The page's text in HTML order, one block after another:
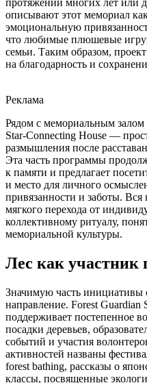
протяжении многих лет или
описывают этот мемориал
эмоциональную
что любимые плюшевые
семьи. Таким образом,
на благодарность и
Реклама
Рядом с мемориальным залом
Star-Connecting House —
размышления после
Эта часть программы
к памяти и предлагает
и место для личного
привязанности и заботы. Вся
мягкого перехода от
коллективному ритуалу,
мемориальной культуры.
Лес как участник
Значимую часть инициативы
направление. Forest
поддерживает постепенное
посадки деревьев,
событий и участия
активностей названы
forest bathing, рассказы о
классы, посвященные